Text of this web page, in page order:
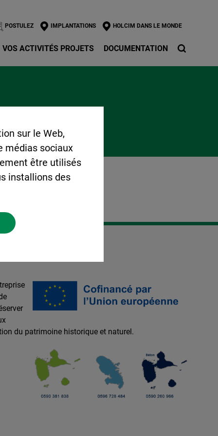
POSTULEZ IMPLANTATIONS HOLCIM DANS LE MONDE
VOS ACTIVITÉS PROJETS DOCUMENTATION
du patrimoine historique et naturel.
sur le Web,
médias sociaux
être utilisés
installions des